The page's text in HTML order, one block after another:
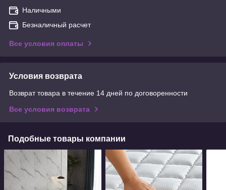
Наличными
Безналичный расчет
Все условия оплаты
Условия возврата
Возврат товара в течение 14 дней по договоренности
Все условия возврата
Подобные товары компании